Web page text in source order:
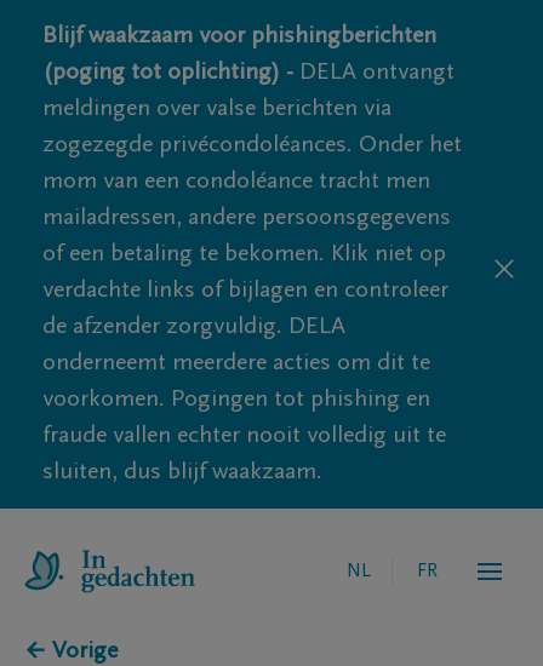
Blijf waakzaam voor phishingberichten
(poging tot oplichting) - DELA ontvangt
meldingen over valse berichten via
zogezegde privécondoléances. Onder het
mom van een condoléance tracht men
mailadressen, andere persoonsgegevens
of een betaling te bekomen. Klik niet op
verdachte links of bijlagen en controleer
de afzender zorgvuldig. DELA
onderneemt meerdere acties om dit te
voorkomen. Pogingen tot phishing en
fraude vallen echter nooit volledig uit te
sluiten, dus blijf waakzaam.
NL FR
← Vorige